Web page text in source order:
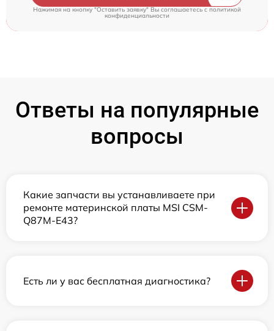
Нажимая на кнопку "Оставить заявку" Вы соглашаетесь cполитикой
конфиденциальности
Ответы на популярные
вопросы
Какие запчасти вы устанавливаете при
ремонте материнской платы MSI CSM-
Q87M-E43?
Есть ли у вас бесплатная диагностика?